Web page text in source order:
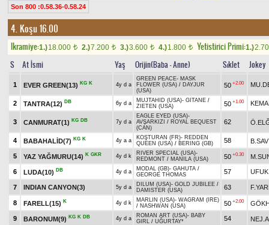
Son 800 :0.58.36-0.58.24
4. Koşu 16.00
Ikramiye:1.)18.000 t 2.)7.200 t 3.)3.600 t 4.)1.800 t Yetistirici Primi:1.)
S At İsmi Yaş Orijin(Baba - Anne) Sıklet Jokey
1 EVER GREEN(13) KG K 4y d a
GREEN PEACE- MASK
FLOWER (USA) / DAYJUR
(USA)
50 +2.00
2 TANTRA(12) DB 6y d a MUJTAHID (USA)- GITANE /
ZIETEN (USA)
50 +1.00
3 CANMURAT(1) KG DB 7y d a
EAGLE EYED (USA)-
AVŞARKIZI / ROYAL BEQUEST
(CAN)
62
4 BABAHALİD(7) KG K 4y a a KOŞTURAN (FR)- REDDEN
QUEEN (USA) / BERING (GB) 58 B.SAV
5 YAZ YAĞMURU(14) K GKR 4y d k RIVER SPECIAL (USA)-
REDMONT / MANILA (USA) 50 +0.30
6 LUDA(10) DB 4y d a MODAL (GB)- GAHUTA /
GEORGE THOMAS
57 UFUK
7 INDIAN CANYON(3) 5y d a DILUM (USA)- GOLD JUBILEE /
DAMISTER (USA)
63
8 FARELL(15) K 4y d k MARLIN (USA)- WAGRAM (IRE)
/ NASHWAN (USA) 50 +2.00
9 BARONUM(9) KG K DB 4y d a ROMAN ART (USA)- BABY
GIRL / UĞURTAY* 54